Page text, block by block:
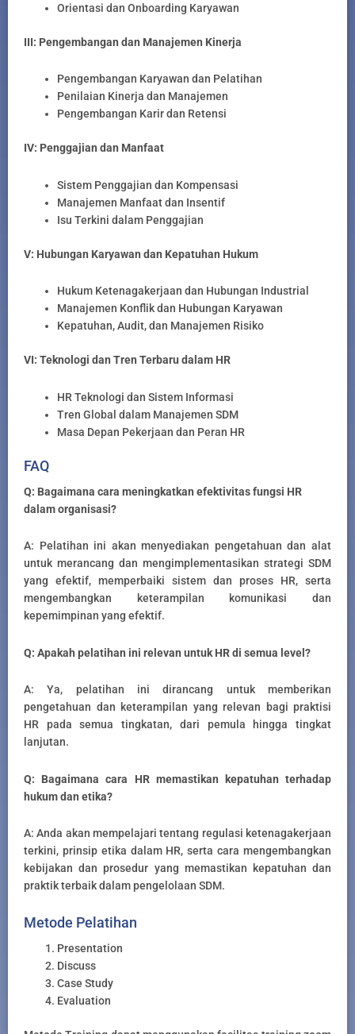
Orientasi dan Onboarding Karyawan
III: Pengembangan dan Manajemen Kinerja
Pengembangan Karyawan dan Pelatihan
Penilaian Kinerja dan Manajemen
Pengembangan Karir dan Retensi
IV: Penggajian dan Manfaat
Sistem Penggajian dan Kompensasi
Manajemen Manfaat dan Insentif
Isu Terkini dalam Penggajian
V: Hubungan Karyawan dan Kepatuhan Hukum
Hukum Ketenagakerjaan dan Hubungan Industrial
Manajemen Konflik dan Hubungan Karyawan
Kepatuhan, Audit, dan Manajemen Risiko
VI: Teknologi dan Tren Terbaru dalam HR
HR Teknologi dan Sistem Informasi
Tren Global dalam Manajemen SDM
Masa Depan Pekerjaan dan Peran HR
FAQ
Q: Bagaimana cara meningkatkan efektivitas fungsi HR
dalam organisasi?
A: Pelatihan ini akan menyediakan pengetahuan dan alat
untuk merancang dan mengimplementasikan strategi SDM
yang efektif, memperbaiki sistem dan proses HR, serta
mengembangkan keterampilan komunikasi dan
kepemimpinan yang efektif.
Q: Apakah pelatihan ini relevan untuk HR di semua level?
A: Ya, pelatihan ini dirancang untuk memberikan
pengetahuan dan keterampilan yang relevan bagi praktisi
HR pada semua tingkatan, dari pemula hingga tingkat
lanjutan.
Q: Bagaimana cara HR memastikan kepatuhan terhadap
hukum dan etika?
A: Anda akan mempelajari tentang regulasi ketenagakerjaan
terkini, prinsip etika dalam HR, serta cara mengembangkan
kebijakan dan prosedur yang memastikan kepatuhan dan
praktik terbaik dalam pengelolaan SDM.
Metode Pelatihan
Presentation
Discuss
Case Study
Evaluation